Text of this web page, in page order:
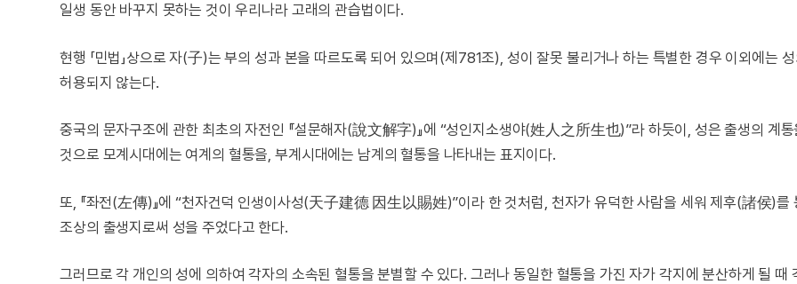
일생 동안 바꾸지 못하는 것이 우리나라 고래의 관습법이다.
현행 「민법」상으로 자(子)는 부의 성과 본을 따르도록 되어 있으며(제781조), 성이 잘못 불리거나 하는 특별한 경우 이외에는
허용되지 않는다.
중국의 문자구조에 관한 최초의 자전인 『설문해자(說文解字)』에 “성인지소생야(姓人之所生也)”라 하듯이, 성은 출생의 계
것으로 모계시대에는 여계의 혈통을, 부계시대에는 남계의 혈통을 나타내는 표지이다.
또, 『좌전(左傳)』에 “천자건덕 인생이사성(天子建德 因生以賜姓)”이라 한 것처럼, 천자가 유덕한 사람을 세워 제후(諸侯)를
조상의 출생지로써 성을 주었다고 한다.
그러므로 각 개인의 성에 의하여 각자의 소속된 혈통을 분별할 수 있다. 그러나 동일한 혈통을 가진 자가 각지에 분산하게 될 때